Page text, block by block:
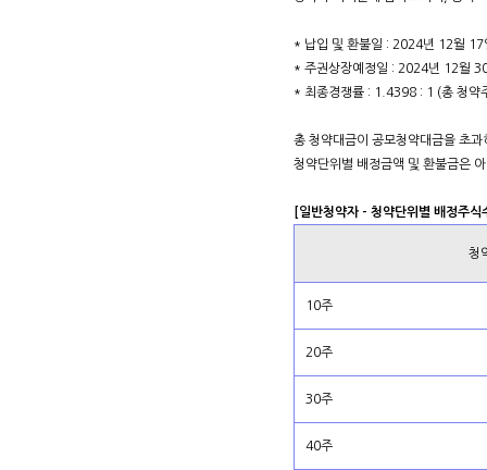
* 납입 및 환불일 : 2024년 12월 17
* 주권상장예정일 : 2024년 12월
* 최종경쟁률 : 1.4398 : 1 (총 청약
총 청약대금이 공모청약대금을 초
청약단위별 배정금액 및 환불금은
[일반청약자 - 청약단위별 배정주식
청
10주
20주
30주
40주